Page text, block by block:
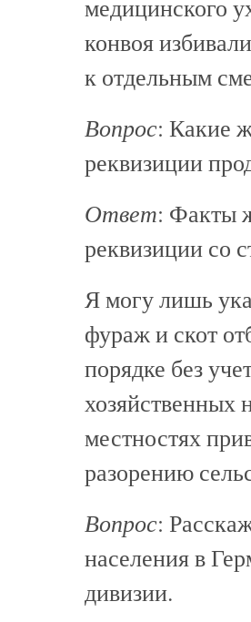
медицинского
конвоя
к отдельным
Вопрос: Какие
реквизиции
Ответ: Факты
реквизиции со
Я могу лишь
фураж и скот
порядке без
хозяйственных
местностях
разорению
Вопрос:
населения в
дивизии.